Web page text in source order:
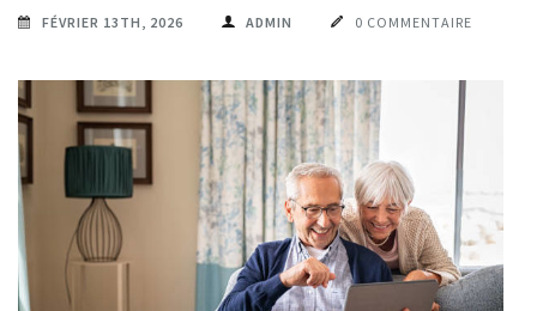
FÉVRIER 13TH, 2026 ADMIN 0 COMMENTAIRE